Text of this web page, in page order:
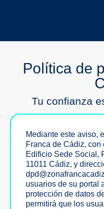
Política de
Tu confianza
Mediante este aviso,
Franca de Cádiz,
Edificio Sede Social,
11011 Cádiz, y
usuarios de su portal
protección de datos
permitirá que los